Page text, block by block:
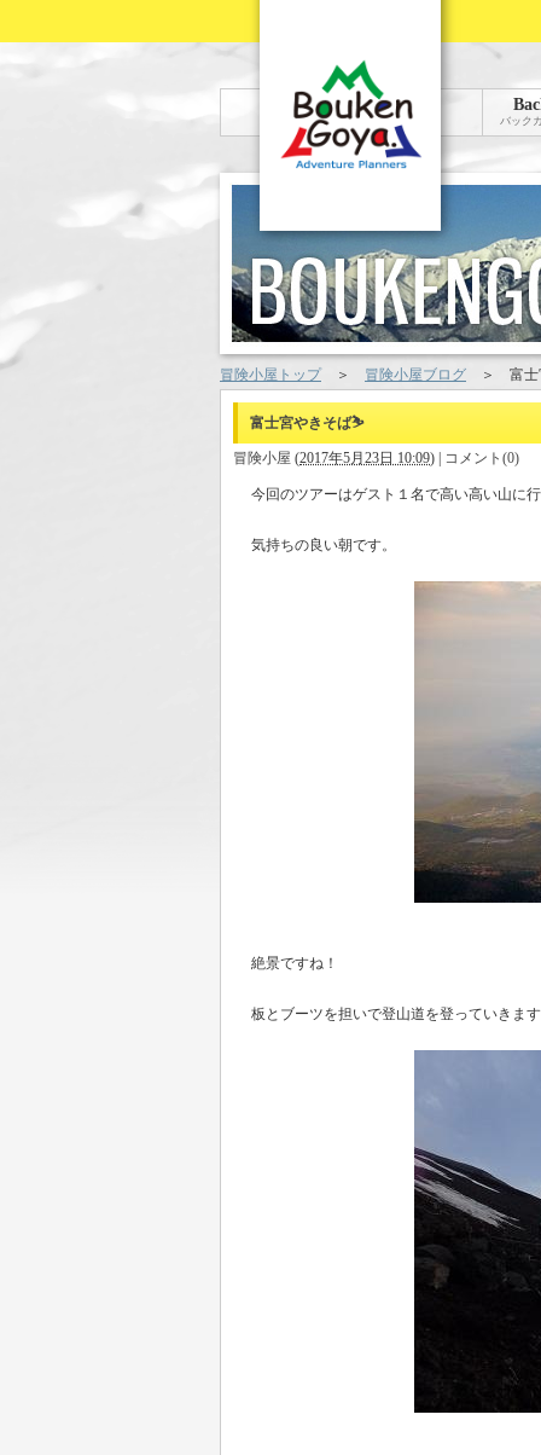
バック
冒険小屋トップ＞ 冒険小屋ブログ ＞ 富
富士宮やきそば⛷
冒険小屋 (2017年5月23日 10:09) コメント(0)
今回のツアーはゲスト１名で高い高い山に
気持ちの良い朝です。
絶景ですね！
板とブーツを担いで登山道を登っていきま